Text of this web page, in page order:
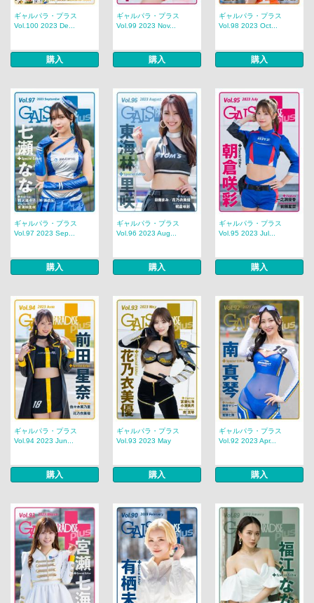
ギャルパラ・プラス
Vol.100 2023 De...
購入
ギャルパラ・プラス
Vol.99 2023 Nov...
購入
ギャルパラ・プラス
Vol.98 2023 Oct...
購入
ギャルパラ・プラス
Vol.97 2023 Sep...
購入
ギャルパラ・プラス
Vol.96 2023 Aug...
購入
ギャルパラ・プラス
Vol.95 2023 Jul...
購入
ギャルパラ・プラス
Vol.94 2023 Jun...
購入
ギャルパラ・プラス
Vol.93 2023 May
購入
ギャルパラ・プラス
Vol.92 2023 Apr...
購入